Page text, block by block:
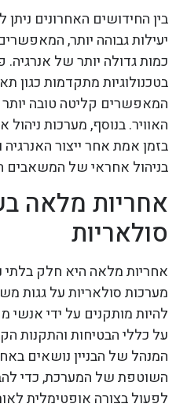
בין החידושים האחרונים
יעילות גבוהה יותר,
כמות גדולה יותר של אנרגיה.
בטכנולוגיות מתקדמות כגון
המאפשרים קליטה טובה
האוויר. בנוסף, מערכות
בזמן אמת אחר ייצור
בניהול אחראי של המשאבים
אחריות מלאה
סולאריות
אחריות מלאה היא חלק
מערכות סולאריות על גגות
להיות מותקנים על ידי אנשי
על כללי הבטיחות והתקנות
המנהל של הבניין נושאים
השוטפת של המערכת, כדי
לפעול בצורה אופטימלית